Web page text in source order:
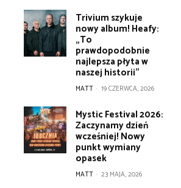
Trivium szykuje
nowy album! Heafy:
„To
prawdopodobnie
najlepsza płyta w
naszej historii”
MATT - 19 CZERWCA, 2026
Mystic Festival 2026:
Zaczynamy dzień
wcześniej! Nowy
punkt wymiany
opasek
MATT - 23 MAJA, 2026